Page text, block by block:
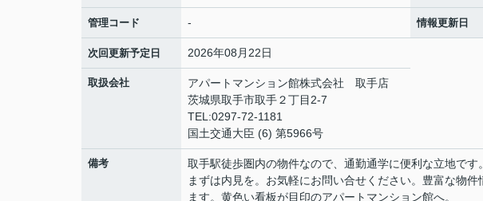
管理コード - 情報更新日
次回更新予定日 2026年08月22日
取扱会社
アパートマンション館株式会社 取手店
茨城県取手市取手２丁目2-7
TEL:0297-72-1181
国土交通大臣 (6) 第5966号
備考
取手駅徒歩圏内の物件なので、通勤通学に便利な立地です。
まずは内見を。お気軽にお問い合せください。豊富な物
ます。黄色い看板が目印のアパートマンション館へ。